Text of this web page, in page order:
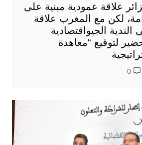
علاقة عمودية مبنية على
لكن مع المغرب علاقة
الندية الجيواقتصادية
لتوقيع “معاهدة
0